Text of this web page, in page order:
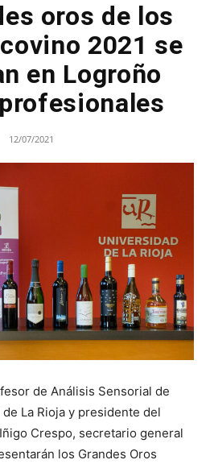
oros de los
2021 se
en Logroño
12/07/2021
de Análisis Sensorial de
La Rioja y presidente del
Crespo, secretario general
los Grandes Oros